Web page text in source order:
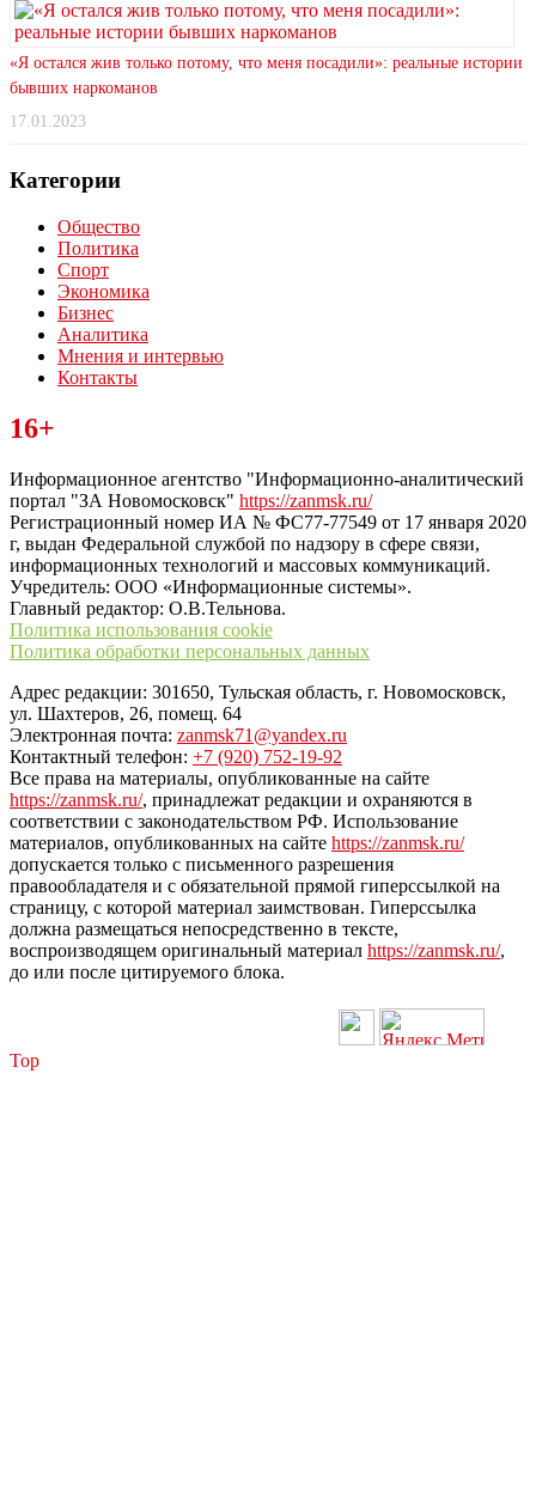
«Я остался жив только потому, что меня посадили»: реальные истории
бывших наркоманов
17.01.2023
Категории
Общество
Политика
Спорт
Экономика
Бизнес
Аналитика
Мнения и интервью
Контакты
Читайте последние новости дня в Тульской области на сайте
“ЗаНовомосковск”
16+
Информационное агентство "Информационно-аналитический
портал "ЗА Новомосковск" https://zanmsk.ru/
Регистрационный номер ИА № ФС77-77549 от 17 января 2020
г, выдан Федеральной службой по надзору в сфере связи,
информационных технологий и массовых коммуникаций.
Учредитель: ООО «Информационные системы».
Главный редактор: О.В.Тельнова.
Политика использования cookie
Политика обработки персональных данных
Адрес редакции: 301650, Тульская область, г. Новомосковск,
ул. Шахтеров, 26, помещ. 64
Электронная почта: zanmsk71@yandex.ru
Контактный телефон: +7 (920) 752-19-92
Все права на материалы, опубликованные на сайте
https://zanmsk.ru/, принадлежат редакции и охраняются в
соответствии с законодательством РФ. Использование
материалов, опубликованных на сайте https://zanmsk.ru/
допускается только с письменного разрешения
правообладателя и с обязательной прямой гиперссылкой на
страницу, с которой материал заимствован. Гиперссылка
должна размещаться непосредственно в тексте,
воспроизводящем оригинальный материал https://zanmsk.ru/,
до или после цитируемого блока.
Top